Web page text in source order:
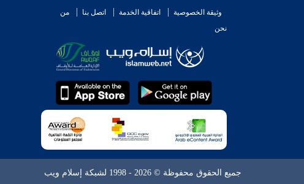
وثيقة الخصوصية اتفاقية الخدمة اتصل بنا
من
نحن
جميع الحقوق محفوظة © 2026 - 1998 لشبكة إسلام ويب